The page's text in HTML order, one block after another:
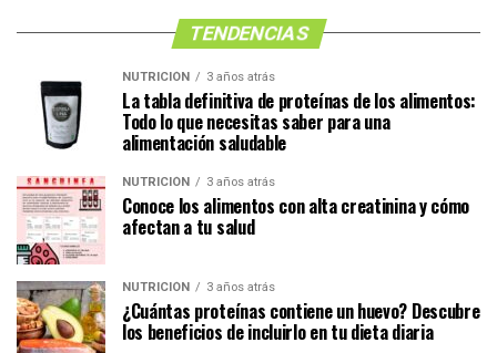
TENDENCIAS
NUTRICIÓN 3 años atrás
La tabla definitiva de proteínas de los alimentos:
Todo lo que necesitas saber para una
alimentación saludable
NUTRICIÓN 3 años atrás
Conoce los alimentos con alta creatinina y cómo
afectan a tu salud
NUTRICIÓN 3 años atrás
¿Cuántas proteínas contiene un huevo? Descubre
los beneficios de incluirlo en tu dieta diaria